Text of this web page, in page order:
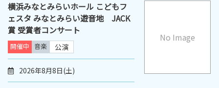
No Image
横浜みなとみらいホール こどもフ
ェスタ みなとみらい遊音地 JACK
賞 受賞者コンサート
開催中 音楽 公演
2026年8月8日(土)